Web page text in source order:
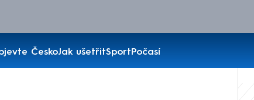
ČeskoJak ušetřitSportPočasí